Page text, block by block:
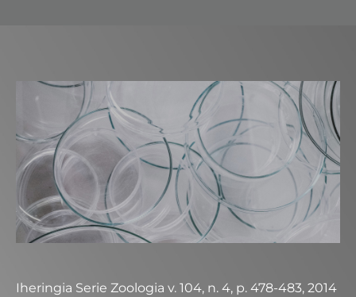
Iheringia Serie Zoologia v. 104, n. 4, p. 478-483, 2014